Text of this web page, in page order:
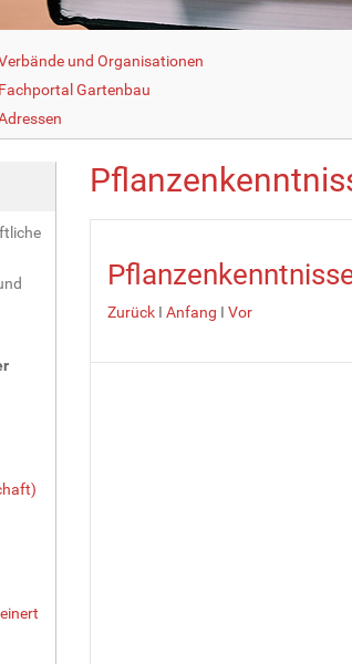
und Organisationen
Fachportal Gartenbau
ZurückI Anfang I Vor